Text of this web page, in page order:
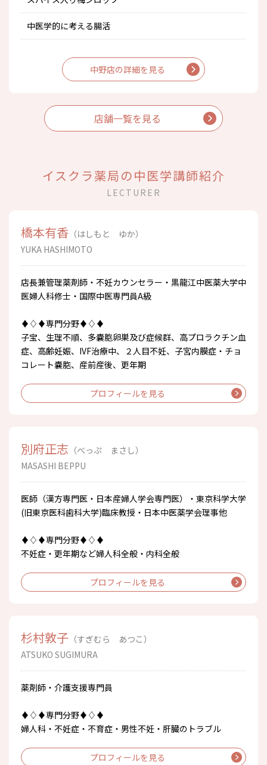
中医学的に考える腸活
中野店の詳細を見る
店舗一覧を見る
イスクラ薬局の中医学講師紹介
LECTURER
橋本有香 （はしもと ゆか）
YUKA HASHIMOTO
店長兼管理薬剤師・不妊カウンセラー・黒龍江中医薬大学中
医婦人科修士・国際中医専門員A級
♦♢♦専門分野♦♢♦
子宝、生理不順、多嚢胞卵巣及び症候群、高プロラクチン血
症、高齢妊娠、IVF治療中、２人目不妊、子宮内膜症・チョ
コレート嚢胞、産前産後、更年期
プロフィールを見る
別府正志 （べっぷ まさし）
MASASHI BEPPU
医師（漢方専門医・日本産婦人学会専門医）・東京科学大学
(旧東京医科歯科大学)臨床教授・日本中医薬学会理事他
♦♢♦専門分野♦♢♦
不妊症・更年期など婦人科全般・内科全般
プロフィールを見る
杉村敦子 （すぎむら あつこ）
ATSUKO SUGIMURA
薬剤師・介護支援専門員
♦♢♦専門分野♦♢♦
婦人科・不妊症・不育症・男性不妊・肝臓のトラブル
プロフィールを見る